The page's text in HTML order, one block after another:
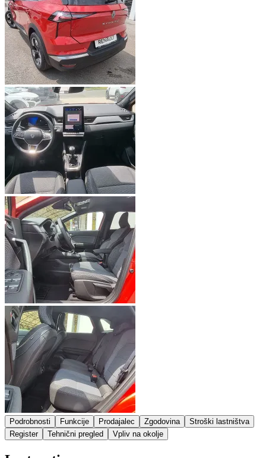
Podrobnosti Funkcije Prodajalec Zgodovina
Stroški lastništva
Register
Tehnični pregled Vpliv na okolje